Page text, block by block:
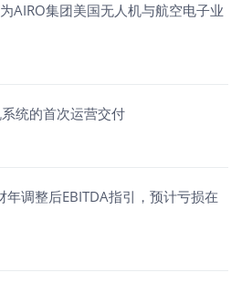
为AIRO集团美国无人机与航空电子业
统的首次运营交付
调整后EBITDA指引，预计亏损在